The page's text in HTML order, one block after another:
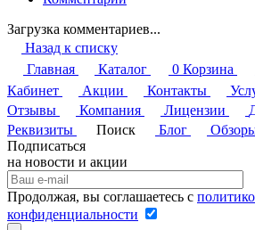
Загрузка комментариев...
Назад к списку
Главная
Каталог 0 Корзина
Кабинет
Акции Контакты
Отзывы
Компания Лицензии
Реквизиты
Поиск Блог
Подписаться
на новости и акции
Продолжая, вы соглашаетесь с
конфиденциальности